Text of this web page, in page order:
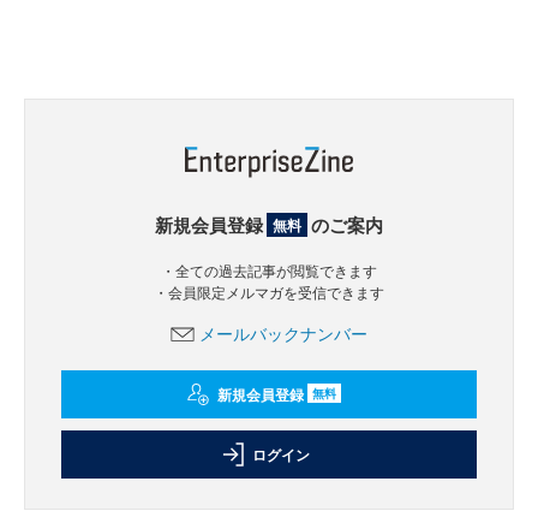
新規会員登録 無料 のご案内
・全ての過去記事が閲覧できます
・会員限定メルマガを受信できます
メールバックナンバー
新規会員登録 無料
ログイン